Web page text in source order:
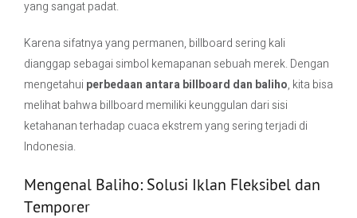
yang sangat padat.
Karena sifatnya yang permanen, billboard sering kali
dianggap sebagai simbol kemapanan sebuah merek. Dengan
mengetahui perbedaan antara billboard dan baliho, kita bisa
melihat bahwa billboard memiliki keunggulan dari sisi
ketahanan terhadap cuaca ekstrem yang sering terjadi di
Indonesia.
Mengenal Baliho: Solusi Iklan Fleksibel dan
Temporer